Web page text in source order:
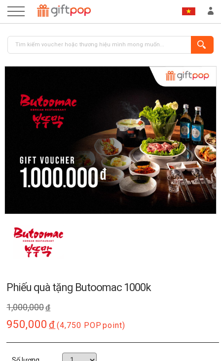
ĐĂNG KÝ
Phiếu quà tặng Butoomac 1000k
1,000,000đ
950,000 đ (4,750 POP point)